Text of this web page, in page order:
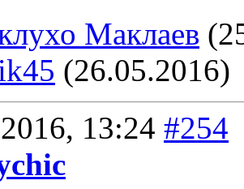
Маклаев
(26.05.2016)
13:24 #254